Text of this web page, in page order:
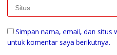
Simpan nama, email, dan situs
untuk komentar saya berikutnya.